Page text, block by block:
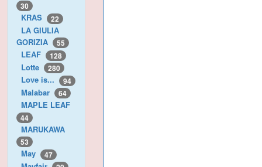
30
KRAS 22
LA GIULIA
GORIZIA
55
LEAF 128
Lotte 280
Love is... 94
Malabar 64
MAPLE LEAF
44
MARUKAWA
53
May 47